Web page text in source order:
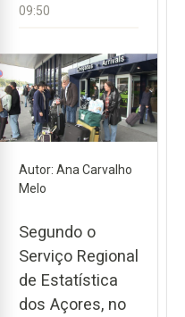
09:50
Autor: Ana Carvalho
Melo
Segundo o
Serviço Regional
de Estatística
dos Açores, no